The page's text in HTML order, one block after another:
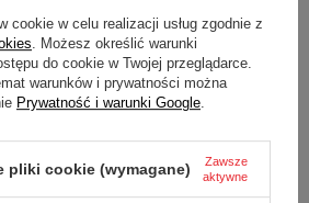
zapisz się do naszego
cookie w celu realizacji usług zgodnie z
. Możesz określić warunki
do cookie w Twojej przeglądarce.
warunków i prywatności można
Prywatność i warunki Google.
pliki cookie (wymagane)
Zawsze
aktywne